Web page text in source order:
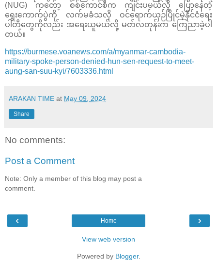
(NUG) ကတော့ စစ်ကောင်စီက ကျင်းပမယ်လို့ ပြောနေတဲ့
ရွေးကောက်ပွဲကို လက်မခံသလို ဝင်ရောက်ယှဉ်ပြိုင်မဲ့နိုင်ငံရေး
ပါတီတွေကိုလည်း အရေးယူမယ်လို့ မတ်လတုန်းက ကြေညာခဲ့ပါ
တယ်။
https://burmese.voanews.com/a/myanmar-cambodia-
military-spoke-person-denied-hun-sen-request-to-meet-
aung-san-suu-kyi/7603336.html
ARAKAN TIME at May 09, 2024
Share
No comments:
Post a Comment
Note: Only a member of this blog may post a
comment.
‹ ›
Home
View web version
Powered by Blogger.